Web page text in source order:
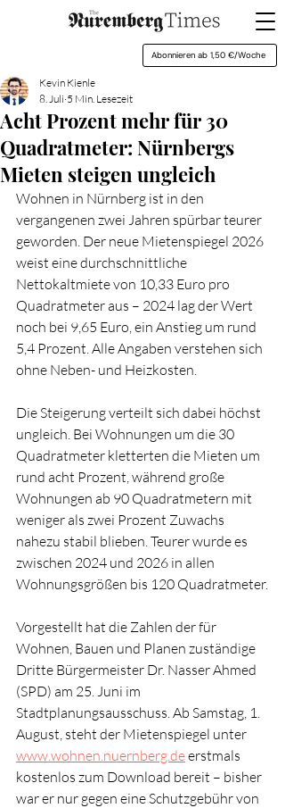
Abonnieren ab 1,50 €/Woche
Acht Prozent mehr für 30
Quadratmeter: Nürnbergs
Mieten steigen ungleich
Kevin Kienle
8. Juli 5 Min. Lesezeit
Wohnen in Nürnberg ist in den
vergangenen zwei Jahren spürbar teurer
geworden. Der neue Mietenspiegel 2026
weist eine durchschnittliche
Nettokaltmiete von 10,33 Euro pro
Quadratmeter aus – 2024 lag der Wert
noch bei 9,65 Euro, ein Anstieg um rund
5,4 Prozent. Alle Angaben verstehen sich
ohne Neben- und Heizkosten.
Die Steigerung verteilt sich dabei höchst
ungleich. Bei Wohnungen um die 30
Quadratmeter kletterten die Mieten um
rund acht Prozent, während große
Wohnungen ab 90 Quadratmetern mit
weniger als zwei Prozent Zuwachs
nahezu stabil blieben. Teurer wurde es
zwischen 2024 und 2026 in allen
Wohnungsgrößen bis 120 Quadratmeter.
Vorgestellt hat die Zahlen der für
Wohnen, Bauen und Planen zuständige
Dritte Bürgermeister Dr. Nasser Ahmed
(SPD) am 25. Juni im
Stadtplanungsausschuss. Ab Samstag, 1.
August, steht der Mietenspiegel unter
www.wohnen.nuernberg.de erstmals
kostenlos zum Download bereit – bisher
war er nur gegen eine Schutzgebühr von